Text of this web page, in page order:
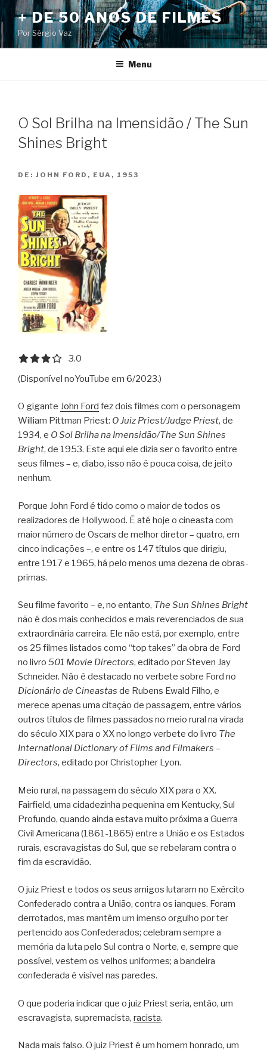
Pular
para
o
conteúdo
+ DE 50 ANOS DE FILMES
Por Sérgio Vaz
Menu
O Sol Brilha na Imensidão / The Sun
Shines Bright
DE: JOHN FORD, EUA, 1953
3.0 out of 5.0 stars
3.0
(Disponível noYouTube em 6/2023.)
O gigante John Ford fez dois filmes com o personagem
William Pittman Priest: O Juiz Priest/Judge Priest, de
1934, e O Sol Brilha na Imensidão/The Sun Shines
Bright, de 1953. Este aqui ele dizia ser o favorito entre
seus filmes – e, diabo, isso não é pouca coisa, de jeito
nenhum.
Porque John Ford é tido como o maior de todos os
realizadores de Hollywood. É até hoje o cineasta com
maior número de Oscars de melhor diretor – quatro, em
cinco indicações –, e entre os 147 títulos que dirigiu,
entre 1917 e 1965, há pelo menos uma dezena de obras-
primas.
Seu filme favorito – e, no entanto, The Sun Shines Bright
não é dos mais conhecidos e mais reverenciados de sua
extraordinária carreira. Ele não está, por exemplo, entre
os 25 filmes listados como “top takes” da obra de Ford
no livro 501 Movie Directors, editado por Steven Jay
Schneider. Não é destacado no verbete sobre Ford no
Dicionário de Cineastas de Rubens Ewald Filho, e
merece apenas uma citação de passagem, entre vários
outros títulos de filmes passados no meio rural na virada
do século XIX para o XX no longo verbete do livro The
International Dictionary of Films and Filmakers –
Directors, editado por Christopher Lyon.
Meio rural, na passagem do século XIX para o XX.
Fairfield, uma cidadezinha pequenina em Kentucky, Sul
Profundo, quando ainda estava muito próxima a Guerra
Civil Americana (1861-1865) entre a União e os Estados
rurais, escravagistas do Sul, que se rebelaram contra o
fim da escravidão.
O juiz Priest e todos os seus amigos lutaram no Exército
Confederado contra a União, contra os ianques. Foram
derrotados, mas mantêm um imenso orgulho por ter
pertencido aos Confederados; celebram sempre a
memória da luta pelo Sul contra o Norte, e, sempre que
possível, vestem os velhos uniformes; a bandeira
confederada é visível nas paredes.
O que poderia indicar que o juiz Priest seria, então, um
escravagista, supremacista, racista.
Nada mais falso. O juiz Priest é um homem honrado, um